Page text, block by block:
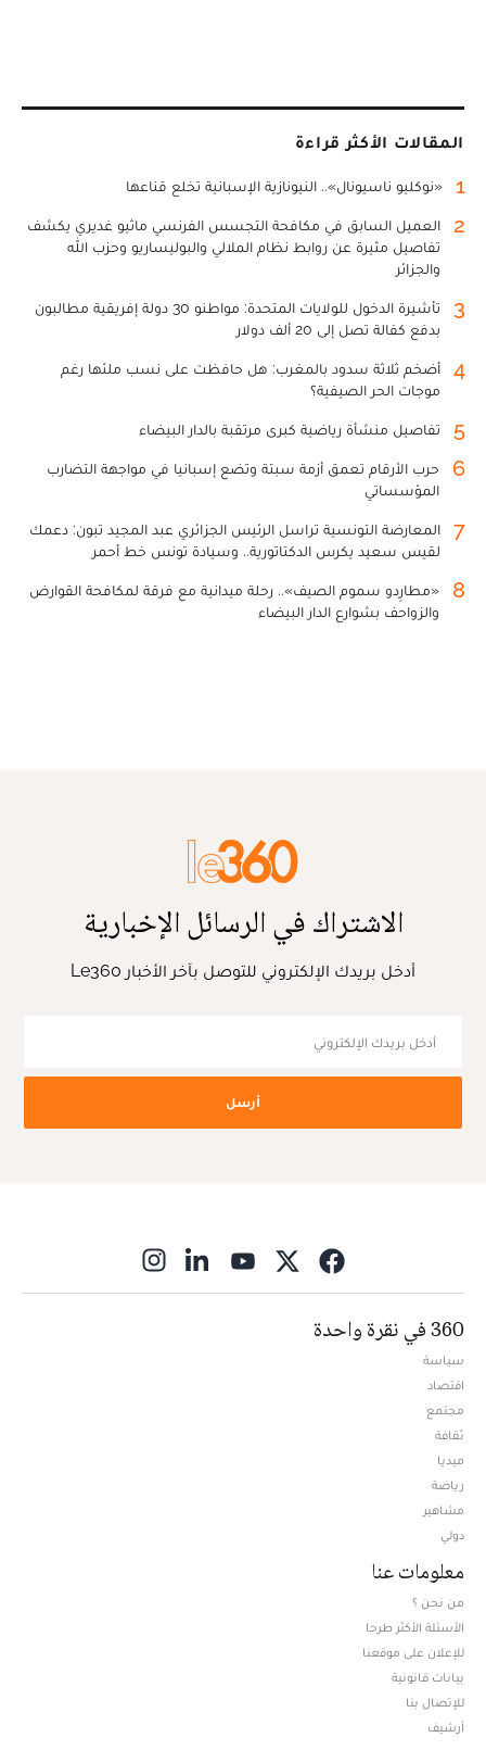
المقالات الأكثر قراءة
1 «نوكليو ناسيونال».. النيونازية الإسبانية تخلع قناعها
2
العميل السابق في مكافحة التجسس الفرنسي ماثيو غديري يكشف
تفاصيل مثيرة عن روابط نظام الملالي والبوليساريو وحزب الله
والجزائر
3
تأشيرة الدخول للولايات المتحدة: مواطنو 30 دولة إفريقية مطالبون
بدفع كفالة تصل إلى 20 ألف دولار
4
أضخم ثلاثة سدود بالمغرب: هل حافظت على نسب ملئها رغم
موجات الحر الصيفية؟
5 تفاصيل منشأة رياضية كبرى مرتقبة بالدار البيضاء
6
حرب الأرقام تعمق أزمة سبتة وتضع إسبانيا في مواجهة التضارب
المؤسساتي
7
المعارضة التونسية تراسل الرئيس الجزائري عبد المجيد تبون: دعمك
لقيس سعيد يكرس الدكتاتورية.. وسيادة تونس خط أحمر
8
«مطارِدو سموم الصيف».. رحلة ميدانية مع فرقة لمكافحة القوارض
والزواحف بشوارع الدار البيضاء
الاشتراك في الرسائل الإخبارية
أدخل بريدك الإلكتروني للتوصل بآخر الأخبار Le360
أرسل
360 في نقرة واحدة
سياسة
اقتصاد
مجتمع
ثقافة
ميديا
رياضة
مشاهير
دولي
معلومات عنا
من نحن ؟
الأسئلة الأكثر طرحا
للإعلان على موقعنا
بيانات قانونية
للإتصال بنا
أرشيف